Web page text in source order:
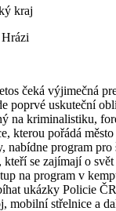
kraj
čeká výjimečná
poprvé uskuteční
na kriminalistiku,
kterou pořádá
nabídne program pro
kteří se zajímají o
na program v
ukázky Policie
mobilní střelnice a